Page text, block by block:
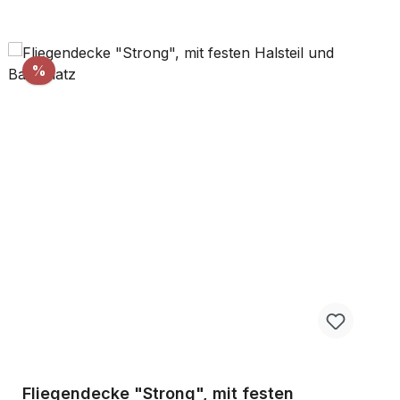
% Rabatt
Fliegendecke "Strong", mit festen